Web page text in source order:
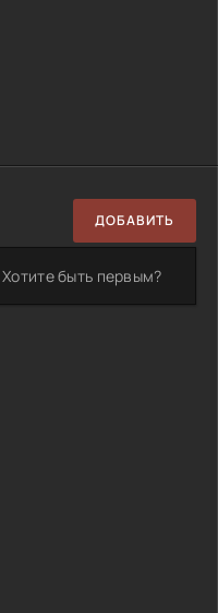
ДОБАВИТЬ
быть первым?